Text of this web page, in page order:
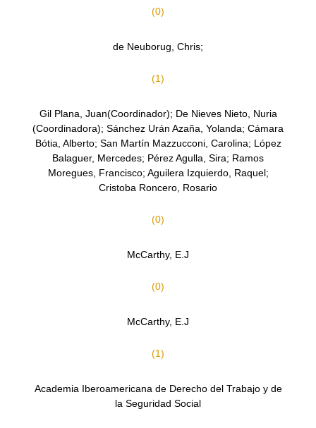
(0)
de Neuborug, Chris;
(1)
Gil Plana, Juan(Coordinador); De Nieves Nieto, Nuria
(Coordinadora); Sánchez Urán Azaña, Yolanda; Cámara
Bótia, Alberto; San Martín Mazzucconi, Carolina; López
Balaguer, Mercedes; Pérez Agulla, Sira; Ramos
Moregues, Francisco; Aguilera Izquierdo, Raquel;
Cristoba Roncero, Rosario
(0)
McCarthy, E.J
(0)
McCarthy, E.J
(1)
Academia Iberoamericana de Derecho del Trabajo y de
la Seguridad Social